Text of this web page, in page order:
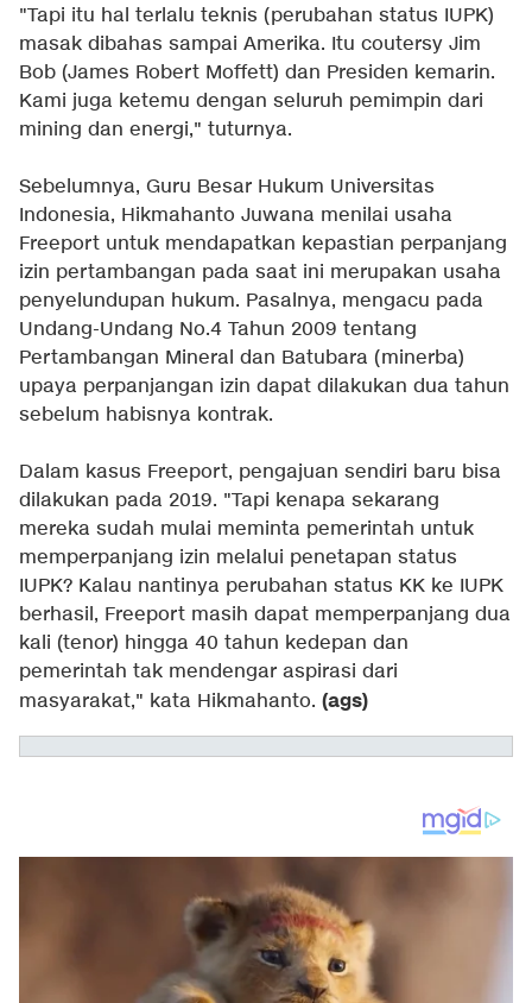
"Tapi itu hal terlalu teknis (perubahan status IUPK)
masak dibahas sampai Amerika. Itu coutersy Jim
Bob (James Robert Moffett) dan Presiden kemarin.
Kami juga ketemu dengan seluruh pemimpin dari
mining dan energi," tuturnya.
Sebelumnya, Guru Besar Hukum Universitas
Indonesia, Hikmahanto Juwana menilai usaha
Freeport untuk mendapatkan kepastian perpanjang
izin pertambangan pada saat ini merupakan usaha
penyelundupan hukum. Pasalnya, mengacu pada
Undang-Undang No.4 Tahun 2009 tentang
Pertambangan Mineral dan Batubara (minerba)
upaya perpanjangan izin dapat dilakukan dua tahun
sebelum habisnya kontrak.
Dalam kasus Freeport, pengajuan sendiri baru bisa
dilakukan pada 2019. "Tapi kenapa sekarang
mereka sudah mulai meminta pemerintah untuk
memperpanjang izin melalui penetapan status
IUPK? Kalau nantinya perubahan status KK ke IUPK
berhasil, Freeport masih dapat memperpanjang dua
kali (tenor) hingga 40 tahun kedepan dan
pemerintah tak mendengar aspirasi dari
masyarakat," kata Hikmahanto. (ags)